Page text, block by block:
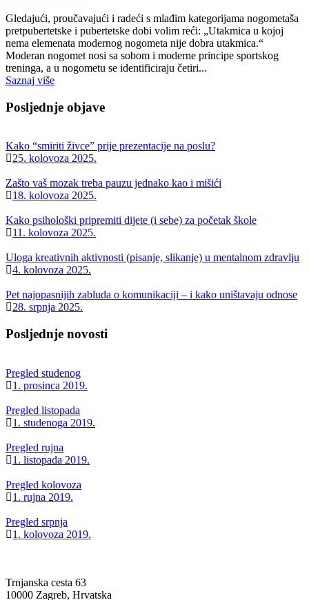
Gledajući, proučavajući i radeći s mlađim kategorijama nogometaša
pretpubertetske i pubertetske dobi volim reći: „Utakmica u kojoj
nema elemenata modernog nogometa nije dobra utakmica.“
Moderan nogomet nosi sa sobom i moderne principe sportskog
treninga, a u nogometu se identificiraju četiri...
Saznaj više
Posljednje objave
Kako “smiriti živce” prije prezentacije na poslu?
25. kolovoza 2025.
Zašto vaš mozak treba pauzu jednako kao i mišići
18. kolovoza 2025.
Kako psihološki pripremiti dijete (i sebe) za početak škole
11. kolovoza 2025.
Uloga kreativnih aktivnosti (pisanje, slikanje) u mentalnom zdravlju
4. kolovoza 2025.
Pet najopasnijih zabluda o komunikaciji – i kako uništavaju odnose
28. srpnja 2025.
Posljednje novosti
Pregled studenog
1. prosinca 2019.
Pregled listopada
1. studenoga 2019.
Pregled rujna
1. listopada 2019.
Pregled kolovoza
1. rujna 2019.
Pregled srpnja
1. kolovoza 2019.
Trnjanska cesta 63
10000 Zagreb, Hrvatska